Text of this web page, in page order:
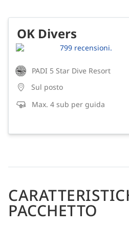
OK Divers
799 recensioni.
PADI 5 Star Dive Resort
Sul posto
Max. 4 sub per guida
PACCHETTO